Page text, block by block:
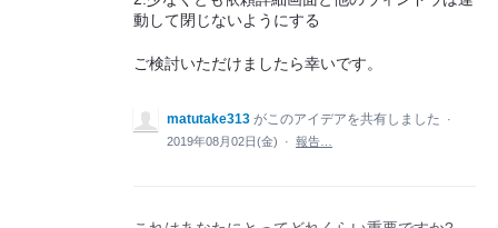
動して閉じないようにする
ご検討いただけましたら幸いです。
matutake313 がこのアイデアを共有しました
·
2019年08月02日(金)
· 報告…